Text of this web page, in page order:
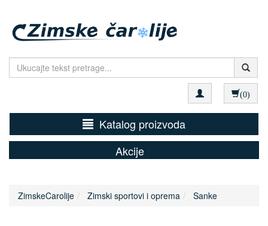
(0)
Katalog proizvoda
Akcije
ZimskeCarolije Zimski sportovi i oprema Sanke